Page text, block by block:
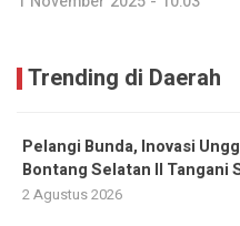
Trending di Daerah
Pelangi Bunda, Inovasi
Bontang Selatan II Tangani
2 Agustus 2026